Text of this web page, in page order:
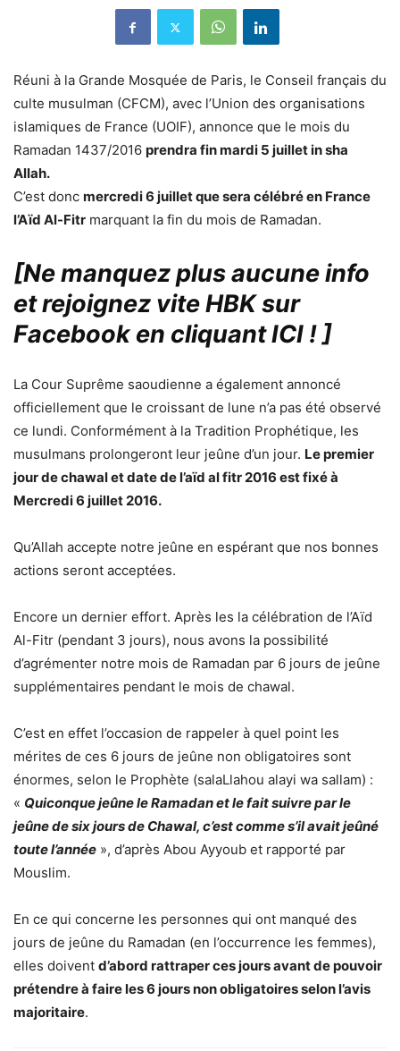
Réuni à la Grande Mosquée de Paris, le Conseil français du
culte musulman (CFCM), avec l’Union des organisations
islamiques de France (UOIF), annonce que le mois du
Ramadan 1437/2016 prendra fin mardi 5 juillet in sha
Allah.
C’est donc mercredi 6 juillet que sera célébré en France
l’Aïd Al-Fitr marquant la fin du mois de Ramadan.
[Ne manquez plus aucune info
et rejoignez vite HBK sur
Facebook en cliquant ICI !]
La Cour Suprême saoudienne a également annoncé
officiellement que le croissant de lune n’a pas été observé
ce lundi. Conformément à la Tradition Prophétique, les
musulmans prolongeront leur jeûne d’un jour. Le premier
jour de chawal et date de l’aïd al fitr 2016 est fixé à
Mercredi 6 juillet 2016.
Qu’Allah accepte notre jeûne en espérant que nos bonnes
actions seront acceptées.
Encore un dernier effort. Après les la célébration de l’Aïd
Al-Fitr (pendant 3 jours), nous avons la possibilité
d’agrémenter notre mois de Ramadan par 6 jours de jeûne
supplémentaires pendant le mois de chawal.
C’est en effet l’occasion de rappeler à quel point les
mérites de ces 6 jours de jeûne non obligatoires sont
énormes, selon le Prophète (salaLlahou alayi wa sallam) :
« Quiconque jeûne le Ramadan et le fait suivre par le
jeûne de six jours de Chawal, c’est comme s’il avait jeûné
toute l’année », d’après Abou Ayyoub et rapporté par
Mouslim.
En ce qui concerne les personnes qui ont manqué des
jours de jeûne du Ramadan (en l’occurrence les femmes),
elles doivent d’abord rattraper ces jours avant de pouvoir
prétendre à faire les 6 jours non obligatoires selon l’avis
majoritaire.